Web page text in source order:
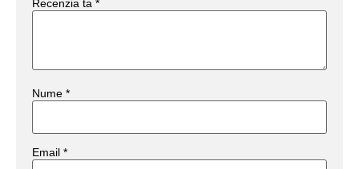
Recenzia ta *
Nume *
Email *